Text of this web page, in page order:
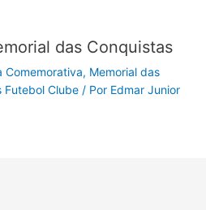
das Conquistas
Comemorativa, Memorial das
Futebol Clube/ Por Edmar Junior